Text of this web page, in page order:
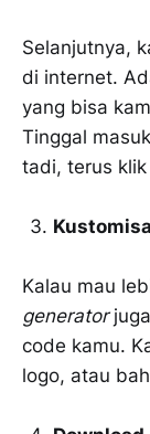
Selanjutnya,
di internet.
yang bisa
Tinggal
tadi, terus
Kalau mau
generator
code kamu.
logo, atau